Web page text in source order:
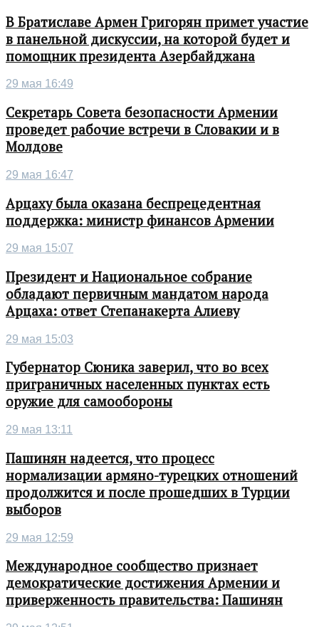
В Братиславе Армен Григорян примет участие
в панельной дискуссии, на которой будет и
помощник президента Азербайджана
29 мая 16:49
Секретарь Совета безопасности Армении
проведет рабочие встречи в Словакии и в
Молдове
29 мая 16:47
Арцаху была оказана беспрецедентная
поддержка: министр финансов Армении
29 мая 15:07
Президент и Национальное собрание
обладают первичным мандатом народа
Арцаха: ответ Степанакерта Алиеву
29 мая 15:03
Губернатор Сюника заверил, что во всех
приграничных населенных пунктах есть
оружие для самообороны
29 мая 13:11
Пашинян надеется, что процесс
нормализации армяно-турецких отношений
продолжится и после прошедших в Турции
выборов
29 мая 12:59
Международное сообщество признает
демократические достижения Армении и
приверженность правительства: Пашинян